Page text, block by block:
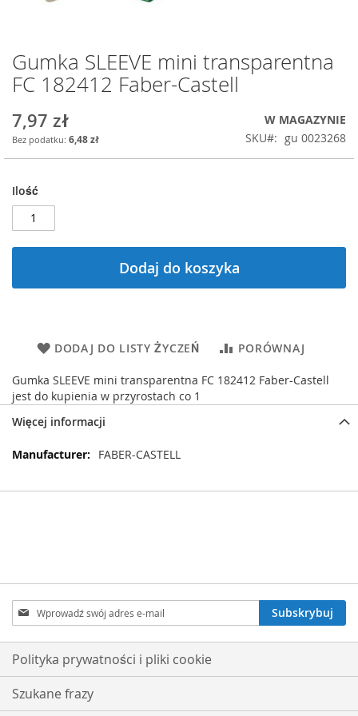
Przejdź
na
początek
Gumka SLEEVE mini transparentna
FC 182412 Faber-Castell
7,97 zł
6,48 zł
W MAGAZYNIE
SKU
gu 0023268
Ilość
Dodaj do koszyka
DODAJ DO LISTY ŻYCZEŃ PORÓWNAJ
Gumka SLEEVE mini transparentna FC 182412 Faber-Castell
jest do kupienia w przyrostach co 1
Więcej informacji
Więcej
FABER-CASTELL
Subskrybuj
nasz
newsletter:
Subskrybuj
Polityka prywatności i pliki cookie
Szukane frazy